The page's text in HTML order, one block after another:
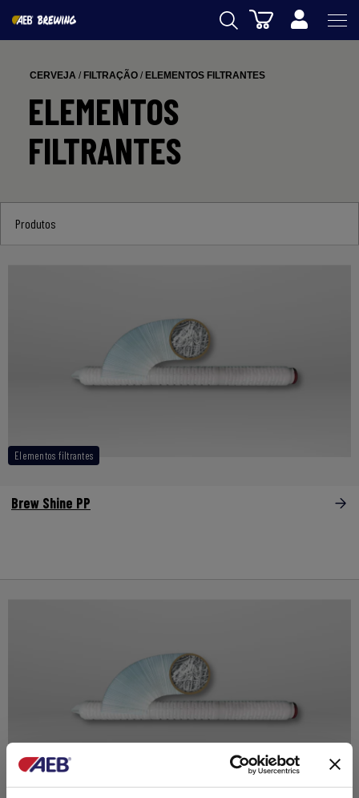
CERVEJA
FOOD
AEB ACADEMY
Carrinho
CERVEJA / FILTRAÇÃO / ELEMENTOS FILTRANTES
ELEMENTOS
FILTRANTES
Produtos
Elementos filtrantes
Brew Shine PP
Elementos filtrantes